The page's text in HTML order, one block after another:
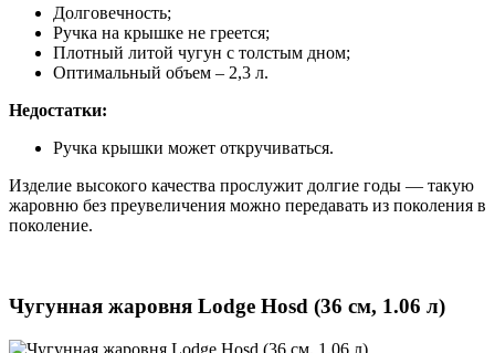
Долговечность;
Ручка на крышке не греется;
Плотный литой чугун с толстым дном;
Оптимальный объем – 2,3 л.
Недостатки:
Ручка крышки может откручиваться.
Изделие высокого качества прослужит долгие годы — такую
жаровню без преувеличения можно передавать из поколения в
поколение.
Чугунная жаровня Lodge Hosd (36 см, 1.06 л)